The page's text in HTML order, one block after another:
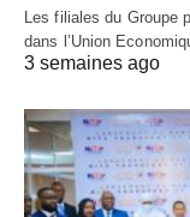
Les filiales du Groupe
dans l’Union
3 semaines ago